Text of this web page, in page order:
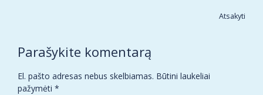
Atsakyti
Parašykite komentarą
El. pašto adresas nebus skelbiamas. Būtini laukeliai
pažymėti *